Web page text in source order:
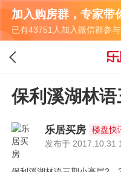
加入购房群，专家带
已有43751人加入微信群参
保利溪湖林
乐居买房
楼盘快
发布于 2017.10.31